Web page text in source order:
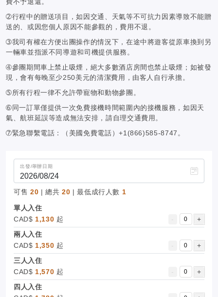
➁行程中的贈送項目，如因交通、天氣等不可抗力因素導致不能贈
送的、或因您個人原因不能參觀的，費用不退。
➂我司有權在方便出團操作的情況下，在途中將遊客從原車換到另
一輛車並指派不同導遊和司機提供服務。
➃參團期間車上禁止吸煙，絕大多數酒店房間也禁止吸煙；如被發
現，會有每晚至少250美元的清潔費用，由客人自行承擔。
➄所有行程一律不允許帶寵物和動物參團。
➅同一訂單僅提供一次免費接機時間範圍內的接機服務，如因天
氣、航班延誤等造成無法安排，請自理交通費用。
➆緊急聯繫電話：（美國免費電話）+1(866)585-8747。
出發/舉辦日期
可售 20 | 總共20 | 最低成行人數 1
單人入住
CAD$ 1,130 起 -
+
兩人入住
CAD$ 1,350 起 -
+
三人入住
CAD$ 1,570 起 -
+
四人入住